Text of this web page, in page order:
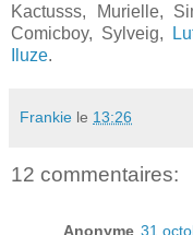
Kactusss, Murielle,
Comicboy, Sylveig,
Iluze.
Frankie le 13:26
12 commentaires:
Anonyme 31